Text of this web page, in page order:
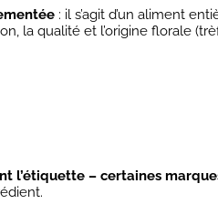
: il s’agit d’un aliment
la qualité et l’origine florale
l’étiquette – certaines